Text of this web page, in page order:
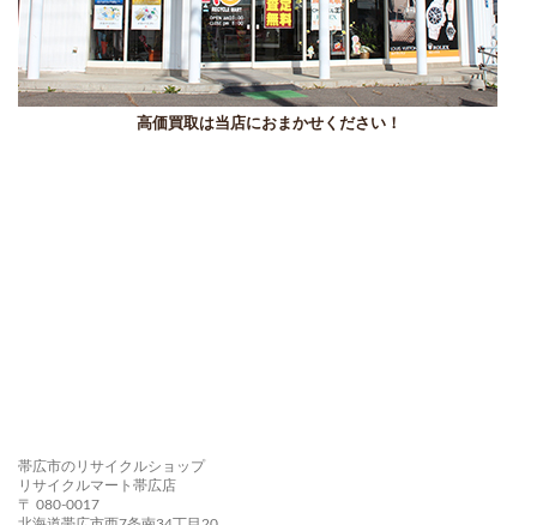
高価買取は当店におまかせください！
帯広市のリサイクルショップ
リサイクルマート帯広店
〒 080-0017